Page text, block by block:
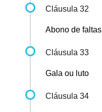
Cláusula 32
Abono de faltas
Cláusula 33
Gala ou luto
Cláusula 34